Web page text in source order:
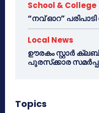
School & College
“നവ് ഓറ” പരിപാടി
Local News
ഊരകം സ്റ്റാർ
പുരസ്‌ക്കാര
Topics